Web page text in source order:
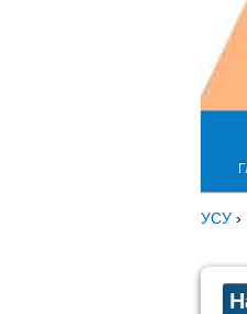
УСУ ›